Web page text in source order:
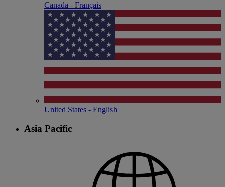
Canada - Français
United States - English
Asia Pacific